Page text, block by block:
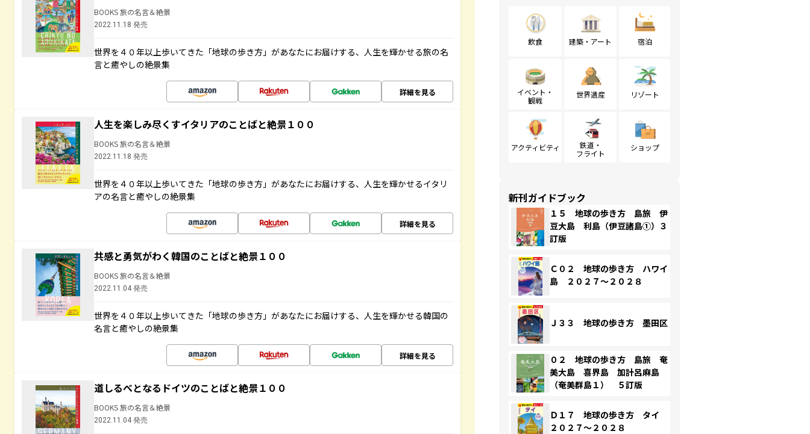
BOOKS 旅の名言＆絶景
2022.11.18 発売
世界を４０年以上歩いてきた「地球の歩き方」があなたにお届けする、人生を輝かせる旅の名
言と癒やしの絶景集
詳細を見る
人生を楽しみ尽くすイタリアのことばと絶景１００
BOOKS 旅の名言＆絶景
2022.11.18 発売
世界を４０年以上歩いてきた「地球の歩き方」があなたにお届けする、人生を輝かせるイタリ
アの名言と癒やしの絶景集
詳細を見る
共感と勇気がわく韓国のことばと絶景１００
BOOKS 旅の名言＆絶景
2022.11.04 発売
世界を４０年以上歩いてきた「地球の歩き方」があなたにお届けする、人生を輝かせる韓国の
名言と癒やしの絶景集
詳細を見る
道しるべとなるドイツのことばと絶景１００
BOOKS 旅の名言＆絶景
2022.11.04 発売
飲食 建築・アート 宿泊
イベント・
観戦
世界遺産 リゾート
アクティビティ
鉄道・
フライト
ショップ
新刊ガイドブック
１５ 地球の歩き方 島旅 伊
豆大島 利島（伊豆諸島①）３
訂版
Ｃ０２ 地球の歩き方 ハワイ
島 ２０２７～２０２８
Ｊ３３ 地球の歩き方 墨田区
０２ 地球の歩き方 島旅 奄
美大島 喜界島 加計呂麻島
（奄美群島１） ５訂版
Ｄ１７ 地球の歩き方 タイ
２０２７～２０２８